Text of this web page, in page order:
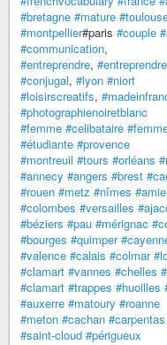
#bretagne #mature
#montpellier#paris #couple
#communication,
#entreprendre,
#conjugal, #lyon #niort
#loisirscreatifs,
#photographienoiretblanc
#femme #celibataire
#étudiante #provence
#montreuil #tours #orléans
#annecy #angers #brest
#rouen #metz #nîmes
#colombes #versailles
#béziers #pau #mérignac
#bourges #quimper
#valence #calais #colmar
#clamart #vannes #chelles
#clamart #trappes #huoilles
#auxerre #matoury #roanne
#meton #cachan #carpentas
#saint-cloud #périgueux